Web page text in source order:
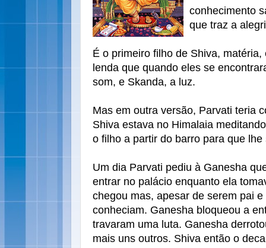
conhecimento
que traz a
É o primeiro filho de Shiva,
lenda que quando eles se
som, e Skanda, a luz.
Mas em outra versão, Parvati teria
Shiva estava no Himalaia
o filho a partir do barro para que
Um dia Parvati pediu à Ganesha
entrar no palácio enquanto ela
chegou mas, apesar de serem pai
conheciam. Ganesha bloqueou a
travaram uma luta. Ganesha
mais uns outros. Shiva então o